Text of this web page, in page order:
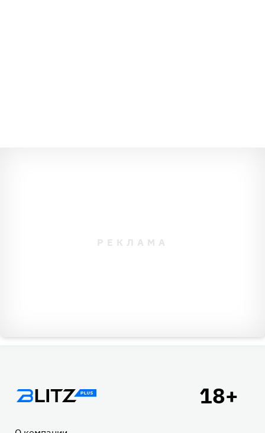
Подвал